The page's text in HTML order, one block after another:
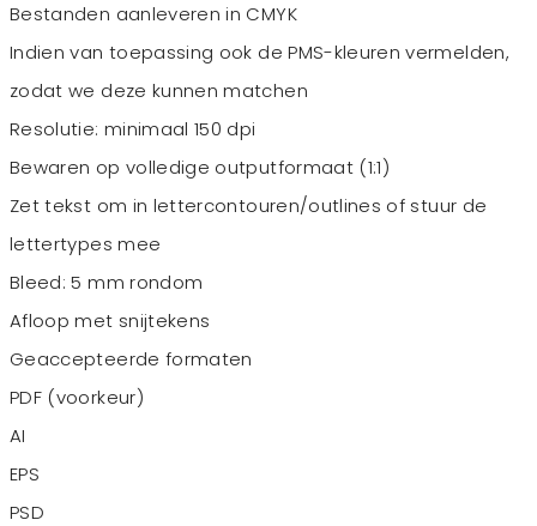
Bestanden aanleveren in CMYK
Indien van toepassing ook de PMS-kleuren vermelden,
zodat we deze kunnen matchen
Resolutie: minimaal 150 dpi
Bewaren op volledige outputformaat (1:1)
Zet tekst om in lettercontouren/outlines of stuur de
lettertypes mee
Bleed: 5 mm rondom
Afloop met snijtekens
Geaccepteerde formaten
PDF (voorkeur)
AI
EPS
PSD